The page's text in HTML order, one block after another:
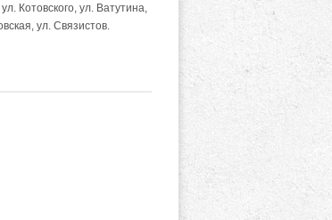
Котовского, ул. Ватутина,
ул. Связистов.